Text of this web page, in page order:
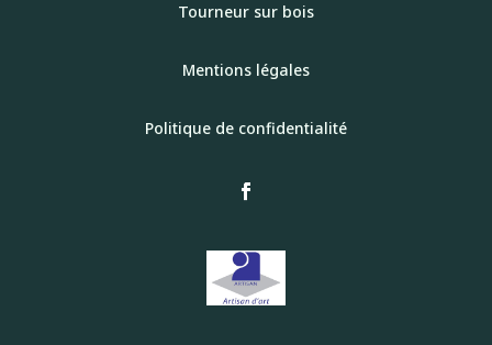
Tourneur sur bois
Mentions légales
Politique de confidentialité